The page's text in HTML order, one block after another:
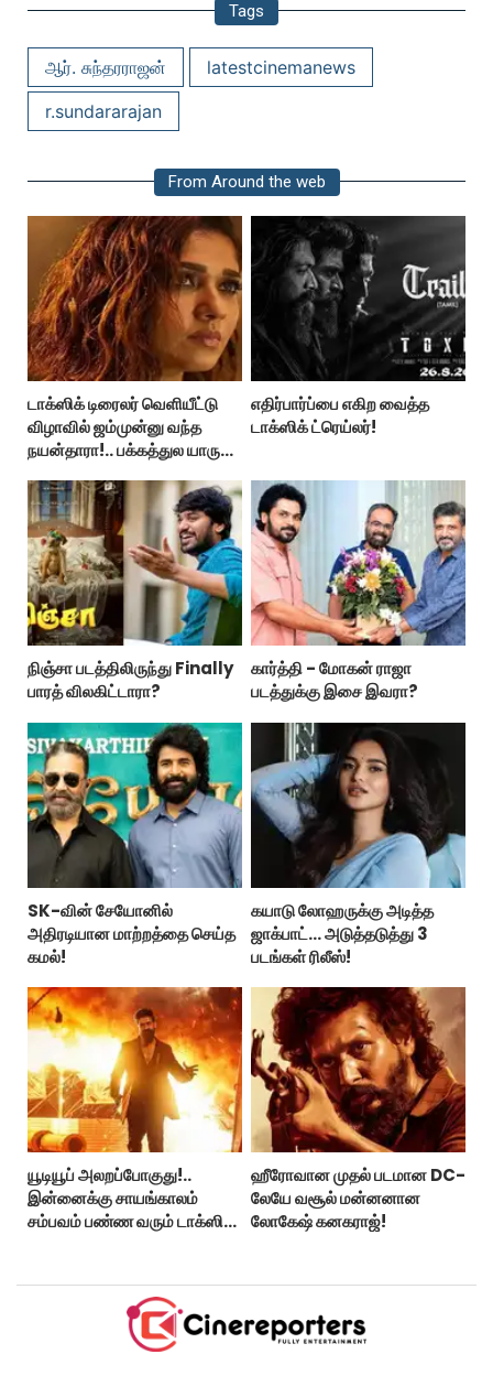
Tags
ஆர். சுந்தரராஜன்
latestcinemanews
r.sundararajan
From Around the web
டாக்ஸிக் டிரைலர் வெளியீட்டு
விழாவில் ஜம்முன்னு வந்த
நயன்தாரா!.. பக்கத்துல யாரு
எதிர்பார்ப்பை எகிற வைத்த
டாக்ஸிக் ட்ரெய்லர்!
நிஞ்சா படத்திலிருந்து Finally
பாரத் விலகிட்டாரா?
கார்த்தி - மோகன் ராஜா
படத்துக்கு இசை இவரா?
SK-வின் சேயோனில்
அதிரடியான மாற்றத்தை செய்த
கமல்!
கயாடு லோஹருக்கு அடித்த
ஜாக்பாட்... அடுத்தடுத்து 3
படங்கள் ரிலீஸ்!
யூடியூப் அலறப்போகுது!..
இன்னைக்கு சாயங்காலம்
சம்பவம் பண்ண வரும் டாக்ஸிக்
ஹீரோவான முதல் படமான DC-
லேயே வசூல் மன்னனான
லோகேஷ் கனகராஜ்!